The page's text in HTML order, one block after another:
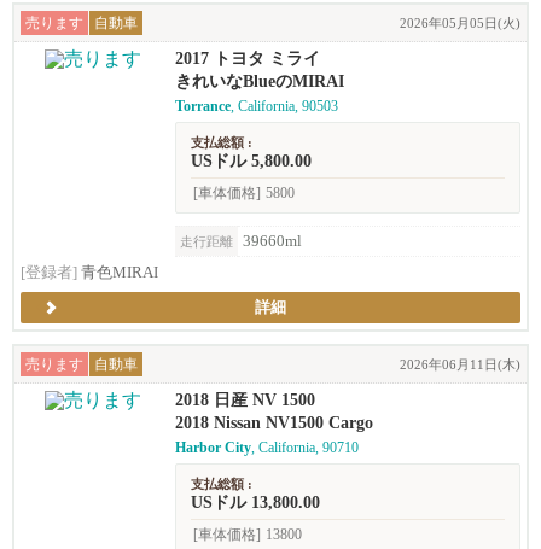
売ります 自動車 2026年05月05日(火)
2017 トヨタ ミライ
きれいなBlueのMIRAI
Torrance, California, 90503
支払総額 :
USドル 5,800.00
[車体価格] 5800
走行距離
39660ml
[登録者] 青色MIRAI
詳細
売ります 自動車 2026年06月11日(木)
2018 日産 NV 1500
2018 Nissan NV1500 Cargo
Harbor City, California, 90710
支払総額 :
USドル 13,800.00
[車体価格] 13800